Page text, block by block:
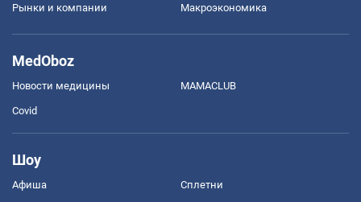
Рынки и компании Mакроэкономика
MedOboz
Новости медицины MAMACLUB
Covid
Шоу
Афиша Сплетни